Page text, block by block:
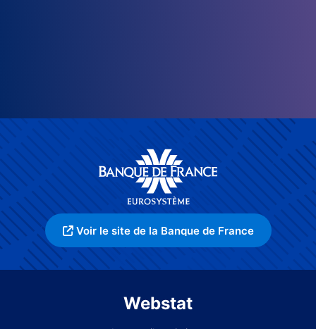
Voir le site de la Banque de France
Webstat